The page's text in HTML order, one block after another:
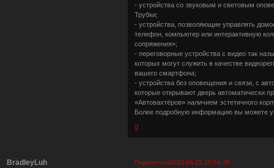
- устройства со звуковым и световым
Трубки;
- устройства, позволяющие управлять
телефон, компьютер или интерактивную
сопряжения»;
- переговорные устройства с видео так
которых могут служить в качестве
вашего смартфона;
- устройства без оповещения и связи, с
которые открывают дверь автоматически
«Автовахтёров» наличием эстетичного
Более подробную информацию вы можете
0
Поделиться2023-06-25 10:54:30
BradleyLuh